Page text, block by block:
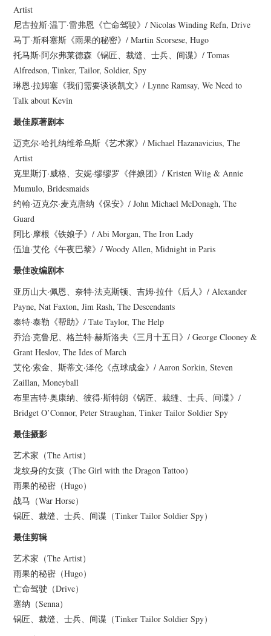
Artist
尼古拉斯·温丁·雷弗恩《亡命驾驶》/ Nicolas Winding Refn, Drive
马丁·斯科塞斯《雨果的秘密》/ Martin Scorsese, Hugo
托马斯·阿尔弗莱德森《锅匠、裁缝、士兵、间谍》/ Tomas
Alfredson, Tinker, Tailor, Soldier, Spy
琳恩·拉姆塞《我们需要谈谈凯文》/ Lynne Ramsay, We Need to
Talk about Kevin
最佳原著剧本
迈克尔·哈扎纳维希乌斯《艺术家》/ Michael Hazanavicius, The
Artist
克里斯汀·威格、安妮·缪缪罗《伴娘团》/ Kristen Wiig & Annie
Mumulo, Bridesmaids
约翰·迈克尔·麦克唐纳《保安》/ John Michael McDonagh, The
Guard
阿比·摩根《铁娘子》/ Abi Morgan, The Iron Lady
伍迪·艾伦《午夜巴黎》/ Woody Allen, Midnight in Paris
最佳改编剧本
亚历山大·佩恩、奈特·法克斯顿、吉姆·拉什《后人》/ Alexander
Payne, Nat Faxton, Jim Rash, The Descendants
泰特·泰勒《帮助》/ Tate Taylor, The Help
乔治·克鲁尼、格兰特·赫斯洛夫《三月十五日》/ George Clooney &
Grant Heslov, The Ides of March
艾伦·索金、斯蒂文·泽伦《点球成金》/ Aaron Sorkin, Steven
Zaillan, Moneyball
布里吉特·奥康纳、彼得·斯特朗《锅匠、裁缝、士兵、间谍》/
Bridget O’Connor, Peter Straughan, Tinker Tailor Soldier Spy
最佳摄影
艺术家（The Artist）
龙纹身的女孩（The Girl with the Dragon Tattoo）
雨果的秘密（Hugo）
战马（War Horse）
锅匠、裁缝、士兵、间谍（Tinker Tailor Soldier Spy）
最佳剪辑
艺术家（The Artist）
雨果的秘密（Hugo）
亡命驾驶（Drive）
塞纳（Senna）
锅匠、裁缝、士兵、间谍（Tinker Tailor Soldier Spy）